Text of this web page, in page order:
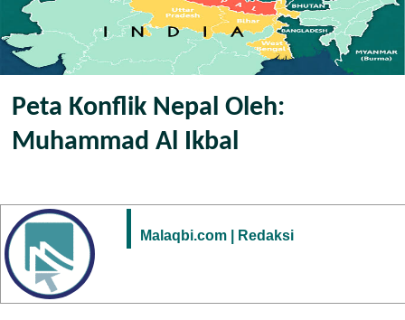
Peta Konflik Nepal Oleh:
Muhammad Al Ikbal
Malaqbi.com | Redaksi